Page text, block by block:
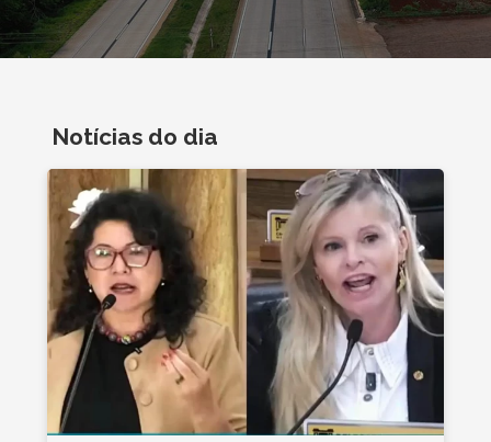
Notícias do dia